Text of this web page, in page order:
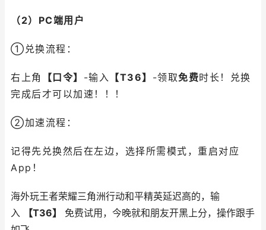
（2）PC端用户
①兑换流程：
右上角 【口令】 -输入 【T36】 -领取免费时长！兑换
完成后才可以加速！！！
②加速流程：
记得先兑换然后在左边，选择所需模式，重启对应
App！
海外玩王者荣耀三角洲行动和平精英延迟高的，输
入
【T36】
免费试用，今晚就和朋友开黑上分，操作跟手